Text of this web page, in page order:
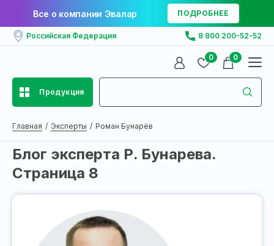
Все о компании Эвалар ПОДРОБНЕЕ
Российская Федерация 8 800 200-52-52
0 0
Продукция
Главная Эксперты Роман Бунарёв
Блог эксперта Р. Бунаревa.
Страница 8